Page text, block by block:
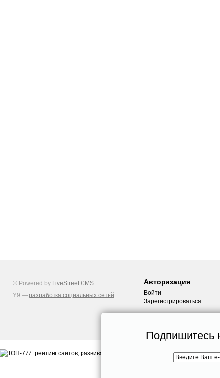
Подпишитесь
© Powered by LiveStreet CMS
Y9 — разработка социальных сетей
Авторизация
Войти
Зарегистрироваться